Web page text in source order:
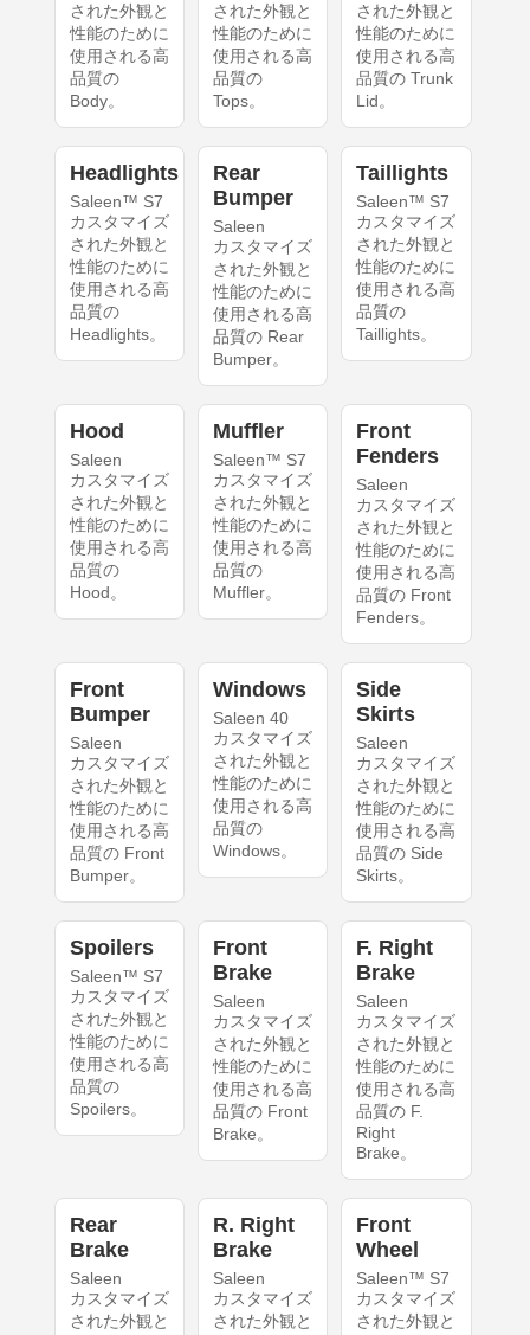
された外観と
性能のために
使用される高
品質の
Body。
された外観と
性能のために
使用される高
品質の
Tops。
された外観と
性能のために
使用される高
品質の Trunk
Lid。
Headlights
Saleen™ S7
カスタマイズ
された外観と
性能のために
使用される高
品質の
Headlights。
Rear
Bumper
Saleen
カスタマイズ
された外観と
性能のために
使用される高
品質の Rear
Bumper。
Taillights
Saleen™ S7
カスタマイズ
された外観と
性能のために
使用される高
品質の
Taillights。
Hood
Saleen
カスタマイズ
された外観と
性能のために
使用される高
品質の
Hood。
Muffler
Saleen™ S7
カスタマイズ
された外観と
性能のために
使用される高
品質の
Muffler。
Front
Fenders
Saleen
カスタマイズ
された外観と
性能のために
使用される高
品質の Front
Fenders。
Front
Bumper
Saleen
カスタマイズ
された外観と
性能のために
使用される高
品質の Front
Bumper。
Windows
Saleen 40
カスタマイズ
された外観と
性能のために
使用される高
品質の
Windows。
Side
Skirts
Saleen
カスタマイズ
された外観と
性能のために
使用される高
品質の Side
Skirts。
Spoilers
Saleen™ S7
カスタマイズ
された外観と
性能のために
使用される高
品質の
Spoilers。
Front
Brake
Saleen
カスタマイズ
された外観と
性能のために
使用される高
品質の Front
Brake。
F. Right
Brake
Saleen
カスタマイズ
された外観と
性能のために
使用される高
品質の F.
Right
Brake。
Rear
Brake
Saleen
カスタマイズ
された外観と
R. Right
Brake
Saleen
カスタマイズ
された外観と
Front
Wheel
Saleen™ S7
カスタマイズ
された外観と